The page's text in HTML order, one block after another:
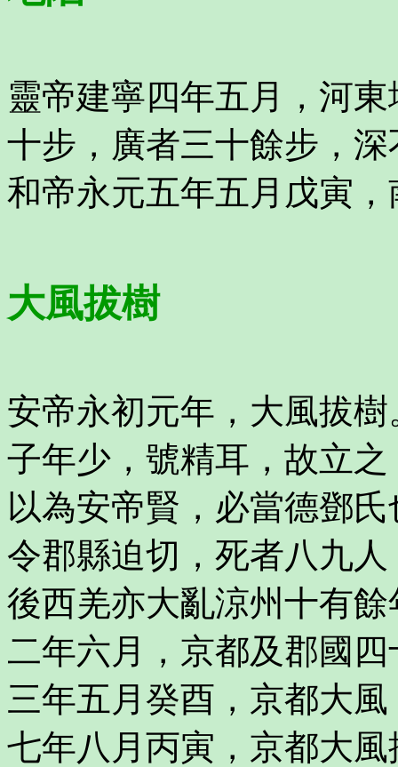
靈帝建寧四年五月，河
十步，廣者三十餘步，
和帝永元五年五月戊寅
大風拔樹
安帝永初元年，大風拔
子年少，號精耳，故立
以為安帝賢，必當德鄧
令郡縣迫切，死者八九
後西羌亦大亂涼州十有餘
二年六月，京都及郡國
三年五月癸酉，京都大
七年八月丙寅，京都大風